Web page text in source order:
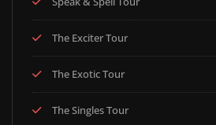
The Exciter Tour
The Exotic Tour
The Singles Tour